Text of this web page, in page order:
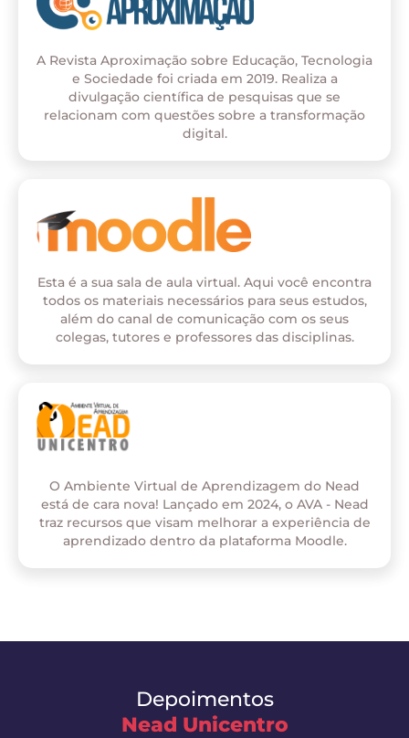
A Revista Aproximação sobre Educação, Tecnologia
e Sociedade foi criada em 2019. Realiza a
divulgação científica de pesquisas que se
relacionam com questões sobre a transformação
digital.
Esta é a sua sala de aula virtual. Aqui você encontra
todos os materiais necessários para seus estudos,
além do canal de comunicação com os seus
colegas, tutores e professores das disciplinas.
O Ambiente Virtual de Aprendizagem do Nead
está de cara nova! Lançado em 2024, o AVA - Nead
traz recursos que visam melhorar a experiência de
aprendizado dentro da plataforma Moodle.
Depoimentos
Nead Unicentro